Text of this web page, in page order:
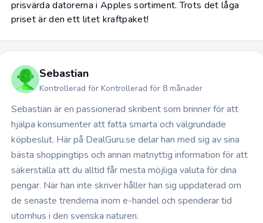
prisvärda datorerna i Apples sortiment. Trots det låga
priset är den ett litet kraftpaket!
Sebastian
Kontrollerad för Kontrollerad för 8 månader
Sebastian är en passionerad skribent som brinner för att
hjälpa konsumenter att fatta smarta och välgrundade
köpbeslut. Här på DealGuru.se delar han med sig av sina
bästa shoppingtips och annan matnyttig information för att
säkerställa att du alltid får mesta möjliga valuta för dina
pengar. När han inte skriver håller han sig uppdaterad om
de senaste trenderna inom e-handel och spenderar tid
utomhus i den svenska naturen.